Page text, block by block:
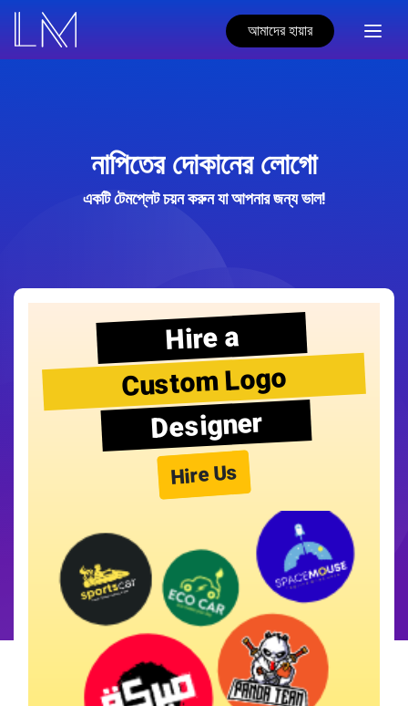
আমাদের হায়ার
নাপিতের দোকানের লোগো
একটি টেমপ্লেট চয়ন করুন যা আপনার জন্য ভাল!
Hire a
Custom Logo
Designer
Hire Us